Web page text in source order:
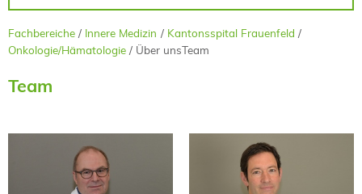
Fachbereiche Innere Medizin
Kantonsspital Frauenfeld
Onkologie/Hämatologie
Über unsTeam
Team
Christian Taverna
Rudolf Benz
Curriculum Vitae